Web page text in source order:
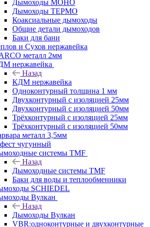
Дымоходы МОНО
Дымоходы ТЕРМО
Коаксиальные дымоходы
Общие детали дымоходов
Баки для бани
и Сухов нержавейка
металл 2мм
нержавейка
Назад
КДМ нержавейка
Одноконтурный толщина 1 мм
Двухконтурный с изоляцией 25мм
Двухконтурный с изоляцией 50мм
Трёхконтурный с изоляцией 25мм
Трёхконтурный с изоляцией 50мм
металл 3,5мм
чугунный
системы TMF
Назад
Дымоходные системы TMF
Баки для воды и теплообменники
SCHIEDEL
Вулкан
Назад
Дымоходы Вулкан
VBR:одноконтурные и двухконтурные